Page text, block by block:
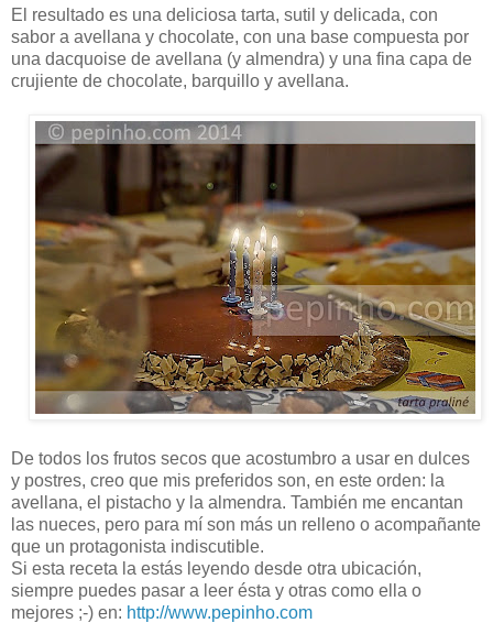
El resultado es una deliciosa tarta, sutil y delicada, con
sabor a avellana y chocolate, con una base compuesta por
una dacquoise de avellana (y almendra) y una fina capa de
crujiente de chocolate, barquillo y avellana.
De todos los frutos secos que acostumbro a usar en dulces
y postres, creo que mis preferidos son, en este orden: la
avellana, el pistacho y la almendra. También me encantan
las nueces, pero para mí son más un relleno o acompañante
que un protagonista indiscutible.
Si esta receta la estás leyendo desde otra ubicación,
siempre puedes pasar a leer ésta y otras como ella o
mejores ;-) en: http://www.pepinho.com